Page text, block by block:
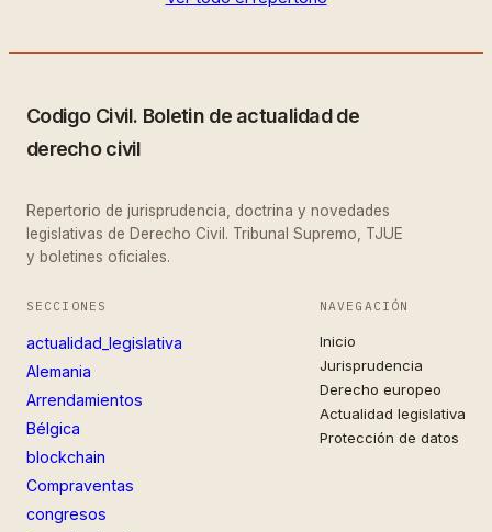
Codigo Civil. Boletin de actualidad de
derecho civil
Repertorio de jurisprudencia, doctrina y novedades
legislativas de Derecho Civil. Tribunal Supremo, TJUE
y boletines oficiales.
SECCIONES
actualidad_legislativa
Alemania
Arrendamientos
Bélgica
blockchain
Compraventas
congresos
NAVEGACIÓN
Inicio
Jurisprudencia
Derecho europeo
Actualidad legislativa
Protección de datos